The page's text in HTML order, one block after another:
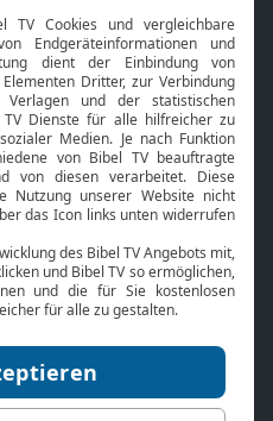
Smart TV
HbbTV
Bibelthek Online-Bibel
Nächster Gottesdienst
Service
Kontakt
TV-Empfang